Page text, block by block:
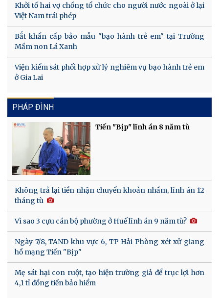
Khởi tố hai vợ chồng tổ chức cho người nước ngoài ở lại
Việt Nam trái phép
Bắt khẩn cấp bảo mẫu "bạo hành trẻ em" tại Trường
Mầm non Lá Xanh
Viện kiểm sát phối hợp xử lý nghiêm vụ bạo hành trẻ em
ở Gia Lai
PHÁP ĐÌNH
Tiến "Bịp" lĩnh án 8 năm tù
Không trả lại tiền nhận chuyển khoản nhầm, lĩnh án 12
tháng tù
Vì sao 3 cựu cán bộ phường ở Huế lĩnh án 9 năm tù?
Ngày 7/8, TAND khu vực 6, TP Hải Phòng xét xử giang
hồ mạng Tiến "Bịp"
Mẹ sát hại con ruột, tạo hiện trường giả để trục lợi hơn
4,1 tỉ đồng tiền bảo hiểm